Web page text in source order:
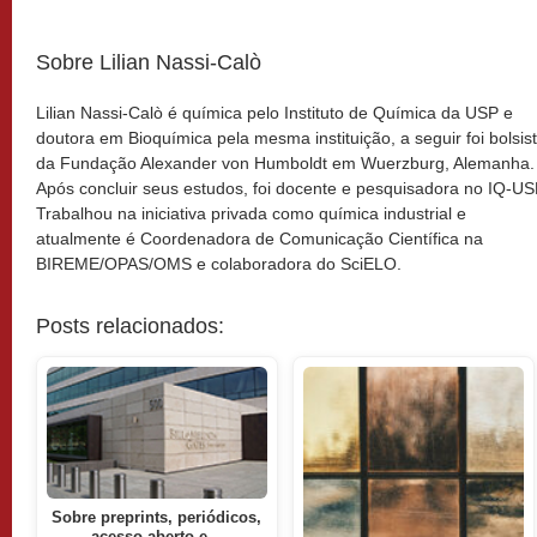
Sobre Lilian Nassi-Calò
Lilian Nassi-Calò é química pelo Instituto de Química da USP e
doutora em Bioquímica pela mesma instituição, a seguir foi
da Fundação Alexander von Humboldt em Wuerzburg, Alemanha.
Após concluir seus estudos, foi docente e pesquisadora no IQ-
Trabalhou na iniciativa privada como química industrial e
atualmente é Coordenadora de Comunicação Científica na
BIREME/OPAS/OMS e colaboradora do SciELO.
Posts relacionados:
Sobre preprints, periódicos,